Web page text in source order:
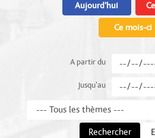
Aujourd'hui
Ce mois-ci
A partir du
Jusqu'au
Rechercher